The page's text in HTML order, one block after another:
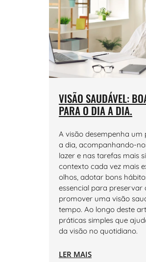
VISÃO SAUDÁVEL:
PARA O DIA A DIA.
A visão desempenha um
a dia, acompanhando-
lazer e nas tarefas mais
contexto cada vez mais
olhos, adotar bons
essencial para preservar
promover uma visão
tempo. Ao longo deste
práticas simples que
da visão no quotidiano.
LER MAIS